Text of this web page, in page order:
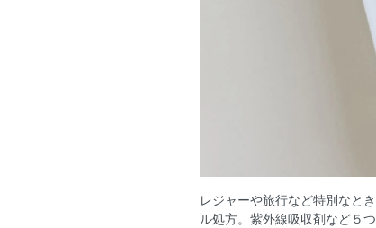
レジャーや旅行など特別なと
ル処方。紫外線吸収剤など５